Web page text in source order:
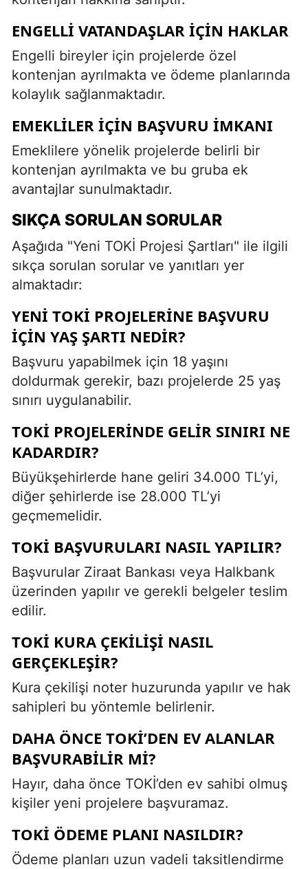
ENGELLI VATANDAŞLAR İÇIN HAKLAR
Engelli bireyler için projelerde özel
kontenjan ayrılmakta ve ödeme planlarında
kolaylık sağlanmaktadır.
EMEKLILER İÇIN BAŞVURU İMKANI
Emeklilere yönelik projelerde belirli bir
kontenjan ayrılmakta ve bu gruba ek
avantajlar sunulmaktadır.
SIKÇA SORULAN SORULAR
Aşağıda "Yeni TOKİ Projesi Şartları" ile ilgili
sıkça sorulan sorular ve yanıtları yer
almaktadır:
YENI TOKİ PROJELERINE BAŞVURU
IÇIN YAŞ ŞARTI NEDIR?
Başvuru yapabilmek için 18 yaşını
doldurmak gerekir, bazı projelerde 25 yaş
sınırı uygulanabilir.
TOKİ PROJELERINDE GELIR SINIRI NE
KADARDIR?
Büyükşehirlerde hane geliri 34.000 TL’yi,
diğer şehirlerde ise 28.000 TL’yi
geçmemelidir.
TOKİ BAŞVURULARI NASIL YAPILIR?
Başvurular Ziraat Bankası veya Halkbank
üzerinden yapılır ve gerekli belgeler teslim
edilir.
TOKİ KURA ÇEKILIŞI NASIL
GERÇEKLEŞIR?
Kura çekilişi noter huzurunda yapılır ve hak
sahipleri bu yöntemle belirlenir.
DAHA ÖNCE TOKİ’DEN EV ALANLAR
BAŞVURABILIR MI?
Hayır, daha önce TOKİ’den ev sahibi olmuş
kişiler yeni projelere başvuramaz.
TOKİ ÖDEME PLANI NASILDIR?
Ödeme planları uzun vadeli taksitlendirme